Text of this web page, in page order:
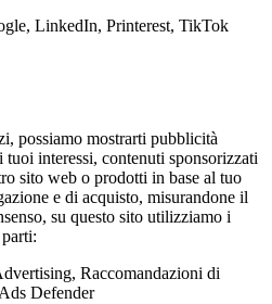
LinkedIn, Printerest, TikTok
possiamo mostrarti pubblicità
tuoi interessi, contenuti sponsorizzati
sito web o prodotti in base al tuo
e di acquisto, misurandone il
su questo sito utilizziamo i
Raccomandazioni di
Defender